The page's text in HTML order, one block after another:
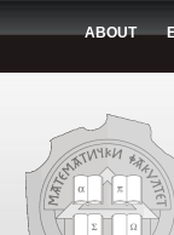
ABOUT